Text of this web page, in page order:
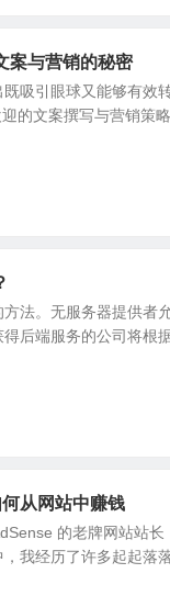
案与营销的秘密
吸引眼球又能够有效
的文案撰写与营销策
法。无服务器提供者
后端服务的公司将根
从网站中赚钱
的老牌网站站
我经历了许多起起落